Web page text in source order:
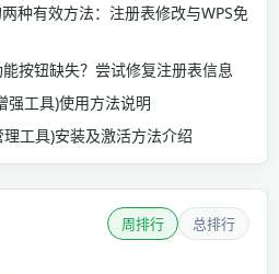
种有效方法：注册表修改与WPS免
按钮缺失？尝试修复注册表信息
工具)使用方法说明
工具)安装及激活方法介绍
周排行 总排行